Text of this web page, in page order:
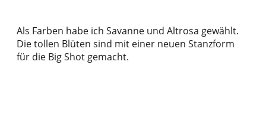
Als Farben habe ich Savanne und Altrosa gewählt.
Die tollen Blüten sind mit einer neuen Stanzform
für die Big Shot gemacht.